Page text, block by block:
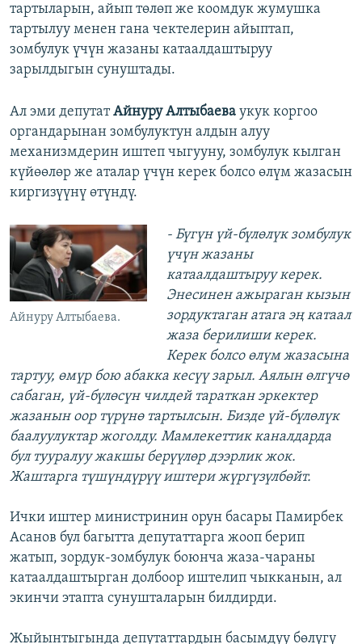
тартыларын, айып төлөп же коомдук жумушка
тартылуу менен гана чектелерин айыптап,
зомбулук үчүн жазаны катаалдаштыруу
зарылдыгын сунуштады.
Ал эми депутатАйнуру Алтыбаева укук коргоо
органдарынан зомбулуктун алдын алуу
механизмдерин иштеп чыгууну, зомбулук кылган
күйөөлөр же аталар үчүн керек болсо өлүм жазасын
киргизүүнү өтүндү.
Айнуру Алтыбаева.
- Бүгүн үй-бүлөлүк зомбулук
үчүн жазаны
катаалдаштыруу керек.
Энесинен ажыраган кызын
зордуктаган атага эң катаал
жаза берилиши керек.
Керек болсо өлүм жазасына
тартуу, өмүр бою абакка кесүү зарыл. Аялын өлгүчө
сабаган, үй-бүлөсүн чилдей тараткан эркектер
жазанын оор түрүнө тартылсын. Бизде үй-бүлөлүк
баалуулуктар жоголду. Мамлекеттик каналдарда
бул тууралуу жакшы берүүлөр дээрлик жок.
Жаштарга түшүндүрүү иштери жүргүзүлбөйт.
Ички иштер министринин орун басары Памирбек
Асанов бул багытта депутаттарга жооп берип
жатып, зордук-зомбулук боюнча жаза-чараны
катаалдаштырган долбоор иштелип чыкканын, ал
экинчи этапта сунушталарын билдирди.
Жыйынтыгында депутаттардын басымдуу бөлүгү